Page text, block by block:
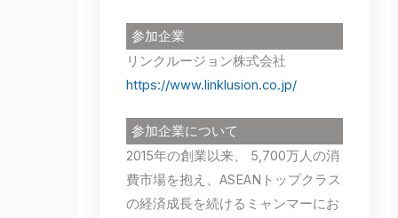
参加企業
リンクルージョン株式会社
https://www.linklusion.co.jp/
参加企業について
2015年の創業以来、 5,700万人の消
費市場を抱え、ASEANトップクラス
の経済成長を続けるミャンマーにお